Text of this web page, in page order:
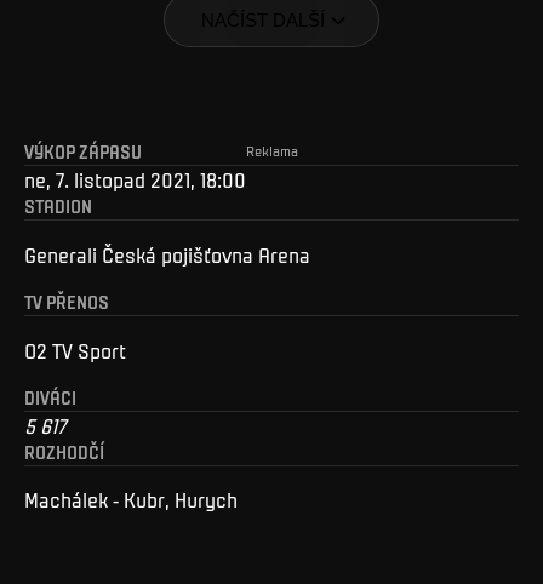
Reklama
VÝKOP ZÁPASU
ne, 7. listopad 2021, 18:00
STADION
Generali Česká pojišťovna Arena
TV PŘENOS
O2 TV Sport
DIVÁCI
5 617
ROZHODČÍ
Machálek - Kubr, Hurych